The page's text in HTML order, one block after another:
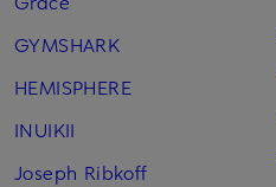
GYMSHARK
HEMISPHERE
INUIKII
Joseph Ribkoff